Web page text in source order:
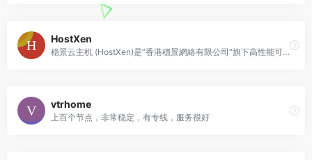
HostXen
稳景云主机 (HostXen)是”香港穩景網絡有限公司“旗下高性能可定制配置的云服务器、云虚拟空间业务品牌
vtrhome
上百个节点，非常稳定，有专线，服务很好